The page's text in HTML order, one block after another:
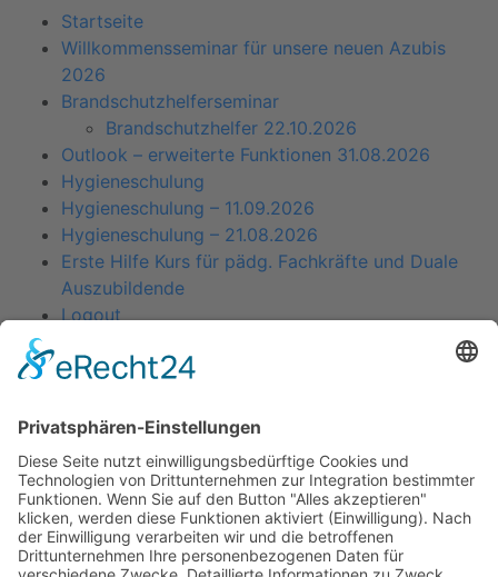
Startseite
Willkommensseminar für unsere neuen Azubis
2026
Brandschutzhelferseminar
Brandschutzhelfer 22.10.2026
Outlook – erweiterte Funktionen 31.08.2026
Hygieneschulung
Hygieneschulung – 11.09.2026
Hygieneschulung – 21.08.2026
Erste Hilfe Kurs für pädg. Fachkräfte und Duale
Auszubildende
Logout
Sie müssen sich anmelden, um diesen Inhalt einsehen
zu können. BitteAnmelden
Kitas
Übersicht
Über uns
Struktur
Team